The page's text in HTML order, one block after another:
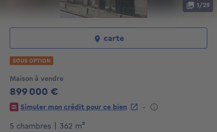
Maison à vendre
899 000 €
899000€
Simuler mon crédit pour ce bien
-
5 chambres
362 m²
1/29
carte
SOUS OPTION